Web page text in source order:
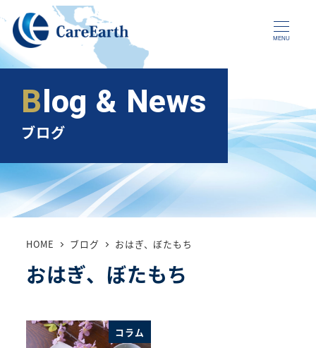
メ
イ
ン
コ
へ
移
動
MENU
Blog & News
ブログ
HOME ブログ おはぎ、ぼたもち
おはぎ、ぼたもち
コラム